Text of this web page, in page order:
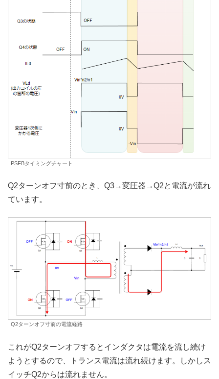
PSFBタイミングチャート
Q2ターンオフ寸前のとき、Q3→変圧器→Q2と電流が流れ
ています。
Q2ターンオフ寸前の電流経路
これがQ2ターンオフするとインダクタは電流を流し続け
ようとするので、トランス電流は流れ続けます。しかしス
イッチQ2からは流れません。